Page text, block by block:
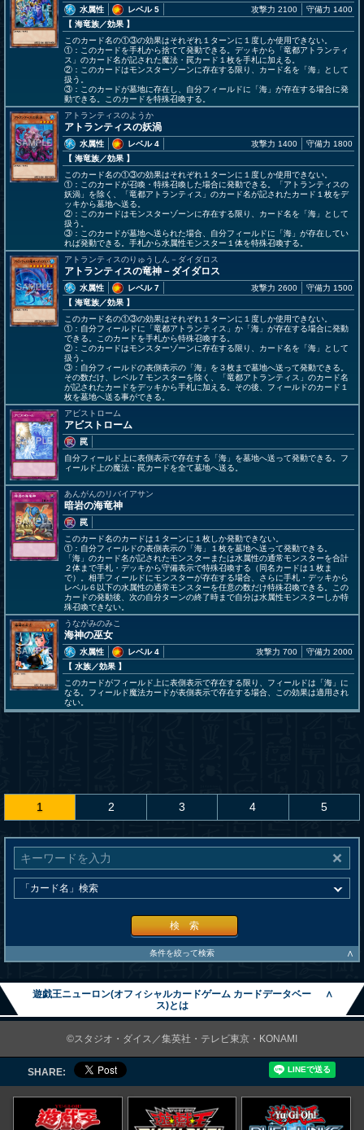
水属性
レベル 5
【 海竜族／効果 】
攻撃力 2100 守備力 1400
このカード名の①③の効果はそれぞれ１ターンに１度しか使用できない。
①：このカードを手札から捨てて発動できる。デッキから「竜都アトランティ
ス」のカード名が記された魔法・罠カード１枚を手札に加える。
②：このカードはモンスターゾーンに存在する限り、カード名を「海」として
扱う。
③：このカードが墓地に存在し、自分フィールドに「海」が存在する場合に発
動できる。このカードを特殊召喚する。
アトランティスのようか
アトランティスの妖渦
水属性
レベル 4
【 海竜族／効果 】
攻撃力 1400 守備力 1800
このカード名の①③の効果はそれぞれ１ターンに１度しか使用できない。
①：このカードが召喚・特殊召喚した場合に発動できる。「アトランティスの
妖渦」を除く、「竜都アトランティス」のカード名が記されたカード１枚をデ
ッキから墓地へ送る。
②：このカードはモンスターゾーンに存在する限り、カード名を「海」として
扱う。
③：このカードが墓地へ送られた場合、自分フィールドに「海」が存在してい
れば発動できる。手札から水属性モンスター１体を特殊召喚する。
アトランティスのりゅうしん－ダイダロス
アトランティスの竜神－ダイダロス
水属性
レベル 7
【 海竜族／効果 】
攻撃力 2600 守備力 1500
このカード名の①③の効果はそれぞれ１ターンに１度しか使用できない。
①：自分フィールドに「竜都アトランティス」か「海」が存在する場合に発動
できる。このカードを手札から特殊召喚する。
②：このカードはモンスターゾーンに存在する限り、カード名を「海」として
扱う。
③：自分フィールドの表側表示の「海」を３枚まで墓地へ送って発動できる。
その数だけ、レベル７モンスターを除く、「竜都アトランティス」のカード名
が記されたカードをデッキから手札に加える。その後、フィールドのカード１
枚を墓地へ送る事ができる。
アビストローム
アビストローム
罠
自分フィールド上に表側表示で存在する「海」を墓地へ送って発動できる。フ
ィールド上の魔法・罠カードを全て墓地へ送る。
あんがんのリバイアサン
暗岩の海竜神
罠
このカード名のカードは１ターンに１枚しか発動できない。
①：自分フィールドの表側表示の「海」１枚を墓地へ送って発動できる。
「海」のカード名が記されたモンスターまたは水属性の通常モンスターを合計
２体まで手札・デッキから守備表示で特殊召喚する（同名カードは１枚ま
で）。相手フィールドにモンスターが存在する場合、さらに手札・デッキから
レベル６以下の水属性の通常モンスターを任意の数だけ特殊召喚できる。この
カードの発動後、次の自分ターンの終了時まで自分は水属性モンスターしか特
殊召喚できない。
うながみのみこ
海神の巫女
水属性
レベル 4
【 水族／効果 】
攻撃力 700 守備力 2000
このカードがフィールド上に表側表示で存在する限り、フィールドは「海」に
なる。フィールド魔法カードが表側表示で存在する場合、この効果は適用され
ない。
1 2 3 4 5
検 索
条件を絞って検索 ∧
遊戯王ニューロン(オフィシャルカードゲーム カードデータベー
ス)とは
∧
©スタジオ・ダイス／集英社・テレビ東京・KONAMI
SHARE: